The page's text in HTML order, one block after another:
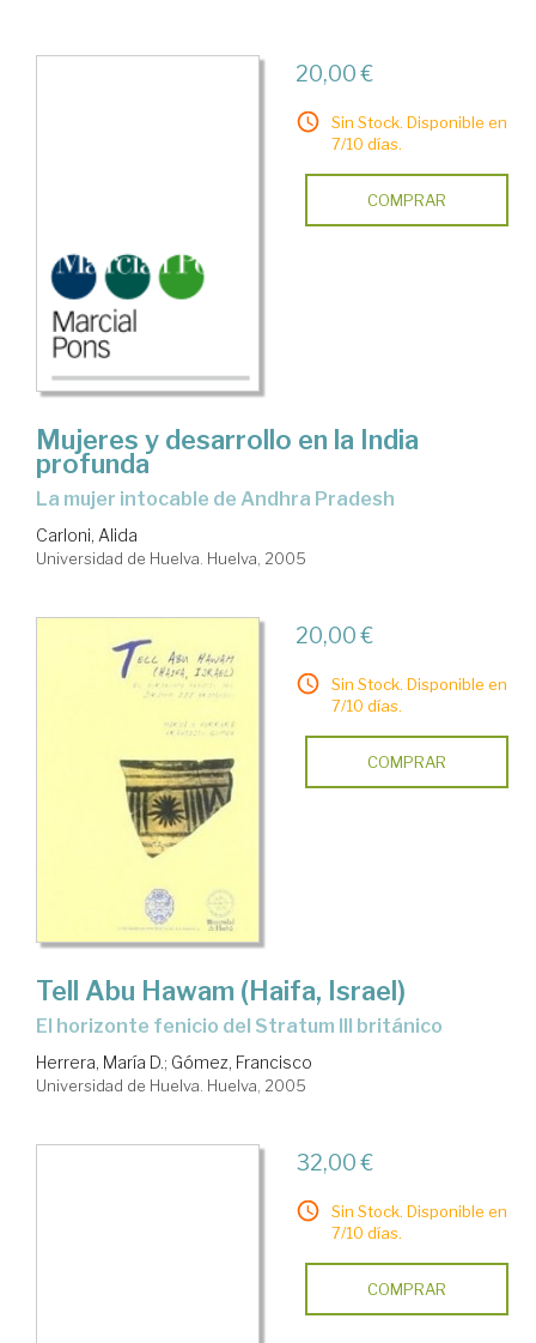
20,00 €
Sin Stock. Disponible en
7/10 días.
COMPRAR
Mujeres y desarrollo en la India
profunda
la mujer intocable de Andhra Pradesh
Carloni, Alida
Universidad de Huelva. Huelva, 2005
20,00 €
Sin Stock. Disponible en
7/10 días.
COMPRAR
Tell Abu Hawam (Haifa, Israel)
el horizonte fenicio del Stratum III británico
Herrera, María D.; Gómez, Francisco
Universidad de Huelva. Huelva, 2005
32,00 €
Sin Stock. Disponible en
7/10 días.
COMPRAR